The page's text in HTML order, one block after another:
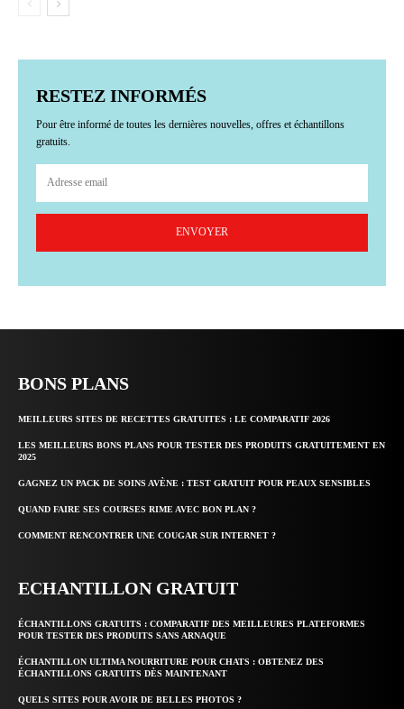
RESTEZ INFORMÉS
Pour être informé de toutes les dernières nouvelles, offres et échantillons
gratuits.
ENVOYER
BONS PLANS
MEILLEURS SITES DE RECETTES GRATUITES : LE COMPARATIF 2026
LES MEILLEURS BONS PLANS POUR TESTER DES PRODUITS GRATUITEMENT EN
2025
GAGNEZ UN PACK DE SOINS AVÈNE : TEST GRATUIT POUR PEAUX SENSIBLES
QUAND FAIRE SES COURSES RIME AVEC BON PLAN ?
COMMENT RENCONTRER UNE COUGAR SUR INTERNET ?
ECHANTILLON GRATUIT
ÉCHANTILLONS GRATUITS : COMPARATIF DES MEILLEURES PLATEFORMES
POUR TESTER DES PRODUITS SANS ARNAQUE
ÉCHANTILLON ULTIMA NOURRITURE POUR CHATS : OBTENEZ DES
ÉCHANTILLONS GRATUITS DÈS MAINTENANT
QUELS SITES POUR AVOIR DE BELLES PHOTOS ?